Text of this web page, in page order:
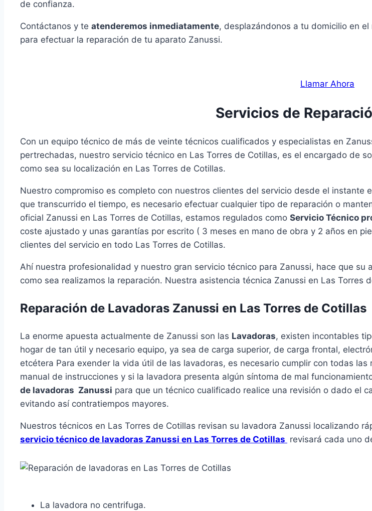
de confianza.
Contáctanos y te atenderemos inmediatamente, desplazándonos a tu domicilio en
para efectuar la reparación de tu aparato Zanussi.
Llamar Ahora
Servicios de
Con un equipo técnico de más de veinte técnicos cualificados y especialistas en
pertrechadas, nuestro servicio técnico en Las Torres de Cotillas, es el encargado de
como sea su localización en Las Torres de Cotillas.
Nuestro compromiso es completo con nuestros clientes del servicio desde el instante
que transcurrido el tiempo, es necesario efectuar cualquier tipo de reparación o
oficial Zanussi en Las Torres de Cotillas, estamos regulados como Servicio Técnico
coste ajustado y unas garantías por escrito ( 3 meses en mano de obra y 2 años en
clientes del servicio en todo Las Torres de Cotillas.
Ahí nuestra profesionalidad y nuestro gran servicio técnico para Zanussi, hace que
como sea realizamos la reparación. Nuestra asistencia técnica Zanussi en Las Torres
Reparación de Lavadoras Zanussi en Las Torres de Cotillas
La enorme apuesta actualmente de Zanussi son las Lavadoras, existen incontables
hogar de tan útil y necesario equipo, ya sea de carga superior, de carga frontal,
etcétera Para exender la vida útil de las lavadoras, es necesario cumplir con todas
manual de instrucciones y si la lavadora presenta algún síntoma de mal
de lavadoras Zanussi para que un técnico cualificado realice una revisión o dado el
evitando así contratiempos mayores.
Nuestros técnicos en Las Torres de Cotillas revisan su lavadora Zanussi localizando
servicio técnico de lavadoras Zanussi en Las Torres de Cotillas revisará cada uno
La lavadora no centrifuga.